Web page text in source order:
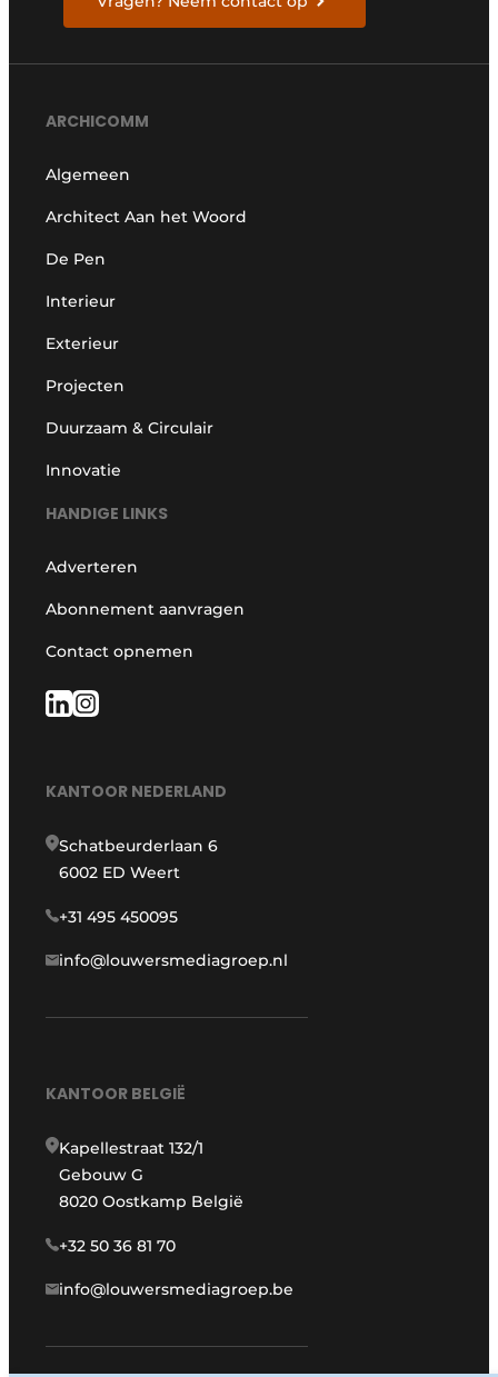
ARCHICOMM
Algemeen
Architect Aan het Woord
De Pen
Interieur
Exterieur
Projecten
Duurzaam & Circulair
Innovatie
HANDIGE LINKS
Adverteren
Abonnement aanvragen
Contact opnemen
KANTOOR NEDERLAND
Schatbeurderlaan 6
6002 ED Weert
+31 495 450095
info@louwersmediagroep.nl
KANTOOR BELGIË
Kapellestraat 132/1
Gebouw G
8020 Oostkamp België
+32 50 36 81 70
info@louwersmediagroep.be